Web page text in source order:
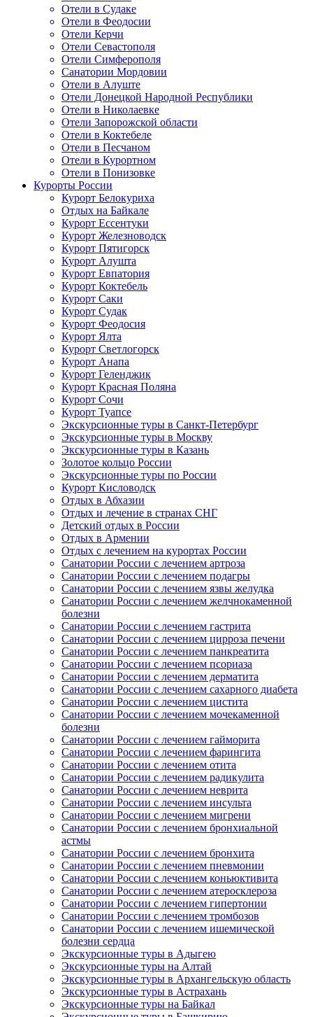
Отели в Судаке
Отели в Феодосии
Отели Керчи
Отели Севастополя
Отели Симферополя
Санатории Мордовии
Отели в Алуште
Отели Донецкой Народной Республики
Отели в Николаевке
Отели Запорожской области
Отели в Коктебеле
Отели в Песчаном
Отели в Курортном
Отели в Понизовке
Курорты России
Курорт Белокуриха
Отдых на Байкале
Курорт Ессентуки
Курорт Железноводск
Курорт Пятигорск
Курорт Алушта
Курорт Евпатория
Курорт Коктебель
Курорт Саки
Курорт Судак
Курорт Феодосия
Курорт Ялта
Курорт Светлогорск
Курорт Анапа
Курорт Геленджик
Курорт Красная Поляна
Курорт Сочи
Курорт Туапсе
Экскурсионные туры в Санкт-Петербург
Экскурсионные туры в Москву
Экскурсионные туры в Казань
Золотое кольцо России
Экскурсионные туры по России
Курорт Кисловодск
Отдых в Абхазии
Отдых и лечение в странах СНГ
Детский отдых в России
Отдых в Армении
Отдых с лечением на курортах России
Санатории России с лечением артроза
Санатории России с лечением подагры
Санатории России с лечением язвы желудка
Санатории России с лечением желчнокаменной
болезни
Санатории России с лечением гастрита
Санатории России с лечением цирроза печени
Санатории России с лечением панкреатита
Санатории России с лечением псориаза
Санатории России с лечением дерматита
Санатории России с лечением сахарного диабета
Санатории России с лечением цистита
Санатории России с лечением мочекаменной
болезни
Санатории России с лечением гайморита
Санатории России с лечением фарингита
Санатории России с лечением отита
Санатории России с лечением радикулита
Санатории России с лечением неврита
Санатории России с лечением инсульта
Санатории России с лечением мигрени
Санатории России с лечением бронхиальной
астмы
Санатории России с лечением бронхита
Санатории России с лечением пневмонии
Санатории России с лечением коньюктивита
Санатории России с лечением атеросклероза
Санатории России с лечением гипертонии
Санатории России с лечением тромбозов
Санатории России с лечением ишемической
болезни сердца
Экскурсионные туры в Адыгею
Экскурсионные туры на Алтай
Экскурсионные туры в Архангельскую область
Экскурсионные туры в Астрахань
Экскурсионные туры на Байкал